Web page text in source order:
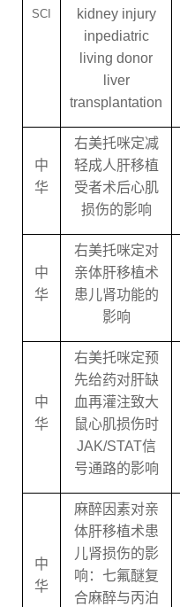
SCI
kidney injury
inpediatric
living donor
liver
transplantation
中
华
右美托咪定减
轻成人肝移植
受者术后心肌
损伤的影响
中
华
右美托咪定对
亲体肝移植术
患儿肾功能的
影响
中
华
右美托咪定预
先给药对肝缺
血再灌注致大
鼠心肌损伤时
JAK/STAT信
号通路的影响
中
华
麻醉因素对亲
体肝移植术患
儿肾损伤的影
响：七氟醚复
合麻醉与丙泊